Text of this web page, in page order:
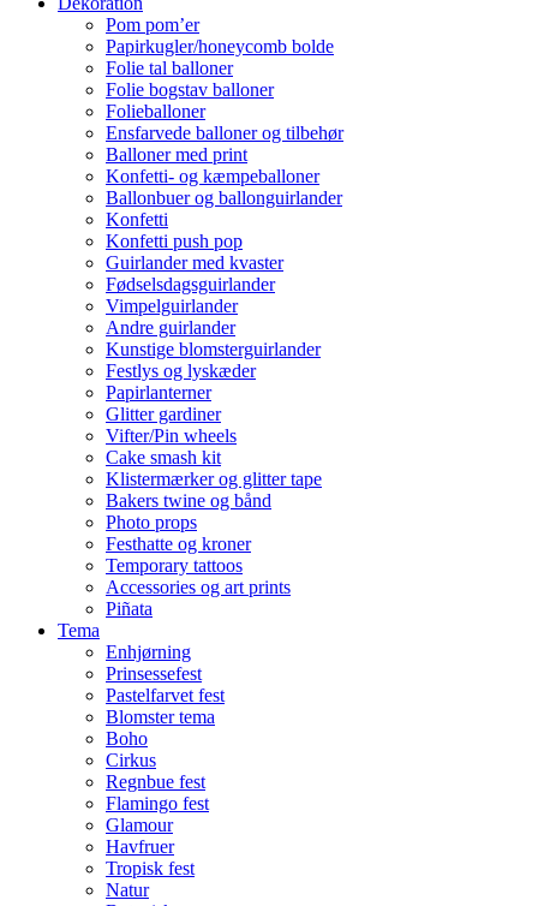
Pom pom’er
Papirkugler/honeycomb bolde
Folie tal balloner
Folie bogstav balloner
Folieballoner
Ensfarvede balloner og tilbehør
Balloner med print
Konfetti- og kæmpeballoner
Ballonbuer og ballonguirlander
Konfetti
Konfetti push pop
Guirlander med kvaster
Fødselsdagsguirlander
Vimpelguirlander
Andre guirlander
Kunstige blomsterguirlander
Festlys og lyskæder
Papirlanterner
Glitter gardiner
Vifter/Pin wheels
Cake smash kit
Klistermærker og glitter tape
Bakers twine og bånd
Photo props
Festhatte og kroner
Temporary tattoos
Accessories og art prints
Piñata
Tema
Enhjørning
Prinsessefest
Pastelfarvet fest
Blomster tema
Boho
Cirkus
Regnbue fest
Flamingo fest
Glamour
Havfruer
Tropisk fest
Natur